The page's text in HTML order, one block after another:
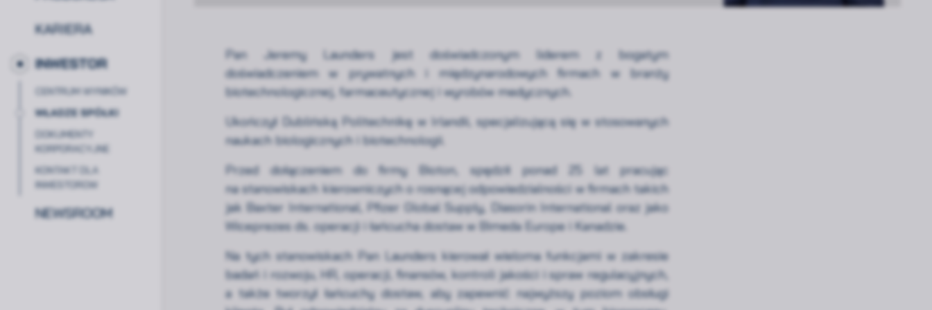
Rozwiń
KARIERA
STAŻE
INWESTOR
CENTRUM WYNIKÓW
WŁADZE SPÓŁKI
DOKUMENTY
KORPORACYJNE
KONTAKT DLA
INWESTOROW
NEWSROOM
Pan Jeremy Launders jest doświadczonym liderem z bogatym
doświadczeniem w prywatnych i międzynarodowych firmach w branży
biotechnologicznej, farmaceutycznej i wyrobów medycznych.
Ukończył Dublińską Politechnikę w Irlandii, specjalizującą się w stosowanych
naukach biologicznych i biotechnologii.
Przed dołączeniem do firmy Bioton, spędził ponad 25 lat pracując
na stanowiskach kierowniczych o rosnącej odpowiedzialności w firmach takich
jak Baxter International, Pfizer Global Supply, Diasorin International oraz jako
Wiceprezes ds. operacji i łańcucha dostaw w Bimeda Europe i Kanadzie.
Na tych stanowiskach Pan Launders kierował wieloma funkcjami w zakresie
badań i rozwoju, HR, operacji, finansów, kontroli jakości i spraw regulacyjnych,
a także tworzył łańcuchy dostaw, aby zapewnić najwyższy poziom obsługi